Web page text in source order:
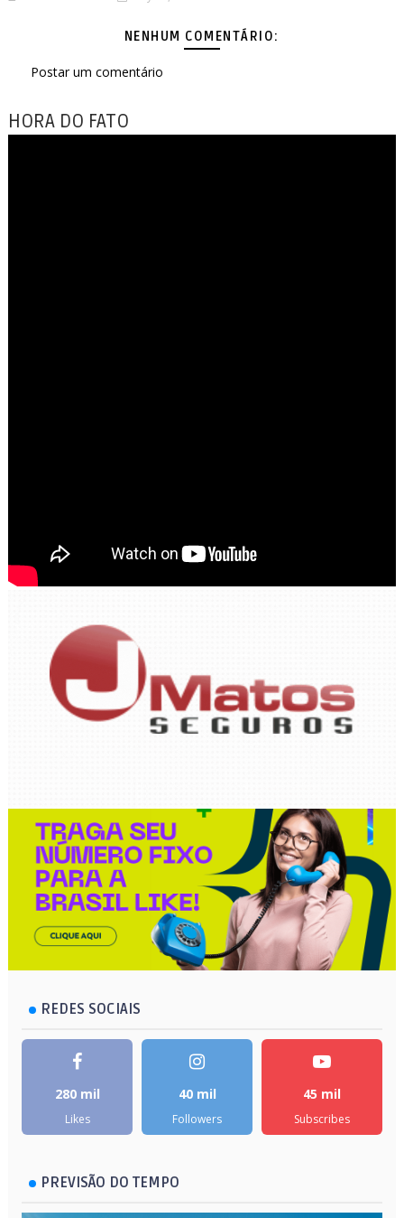
NENHUM COMENTÁRIO:
Postar um comentário
HORA DO FATO
REDES SOCIAIS
280 mil
Likes
40 mil
Followers
45 mil
Subscribes
PREVISÃO DO TEMPO